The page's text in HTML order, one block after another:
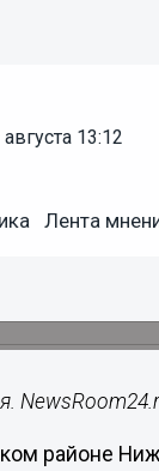
13:12
Лента в
районе